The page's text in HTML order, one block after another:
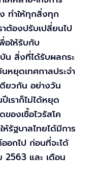
ทำให้ทุกสิ่งทุก
าต้องปรับเปลี่ยนไป
อให้รับกับ
น สิ่งที่ได้รับผลกระ
หยุดเทศกาลประจำ
ยวกัน อย่างวัน
ราก็ไม่ได้หยุด
องเชื้อไวรัสโค
รัฐบาลไทยได้มีการ
อกไป ก่อนที่จะได้
2563 และ เดือน